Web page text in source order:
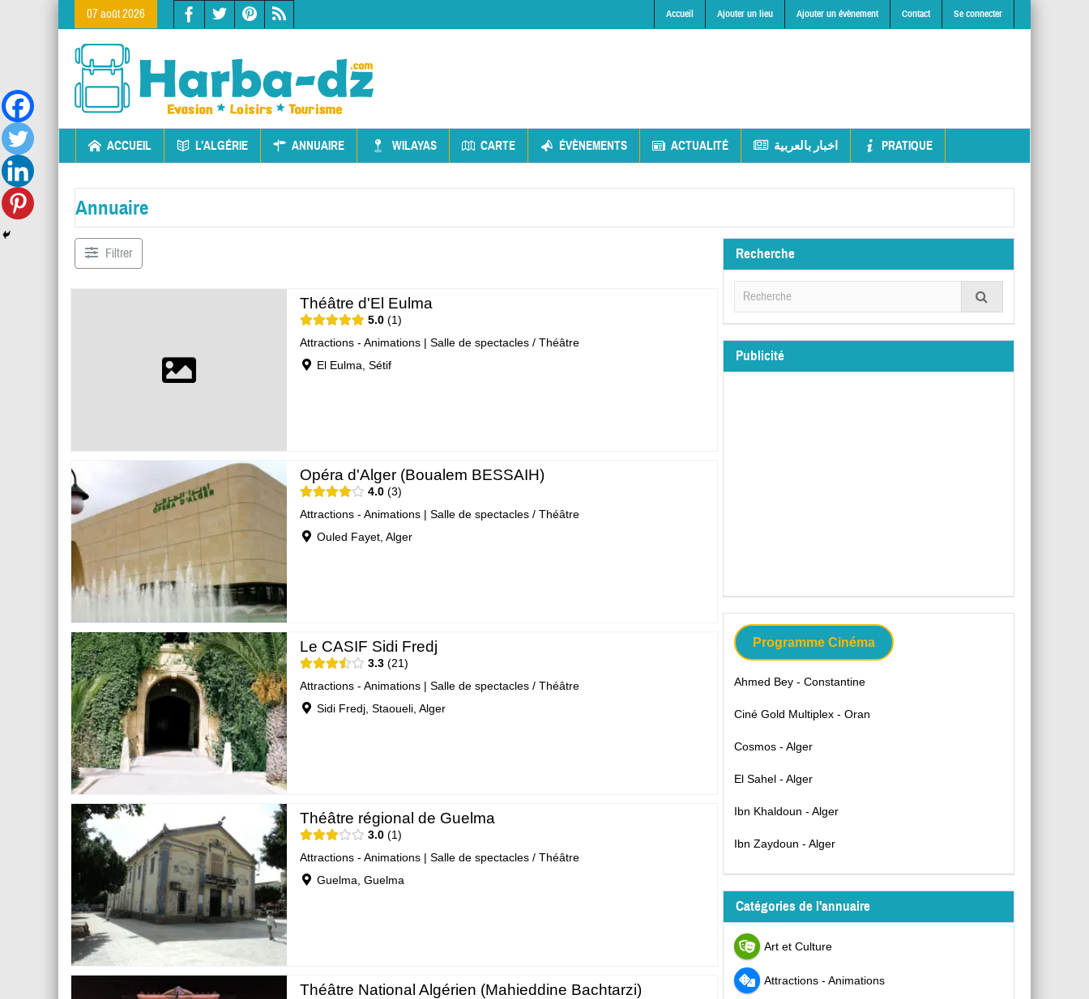
07 août 2026 Accueil Ajouter un lieu Ajouter un évènement Contact Se connecter
ACCUEIL L’ALGÉRIE ANNUAIRE WILAYAS CARTE ÉVÈNEMENTS ACTUALITÉ اخبار بالعربية PRATIQUE
Annuaire
Filtrer
Théâtre d'El Eulma
5.0 1
Attractions - Animations| Salle de spectacles / Théâtre
El Eulma, Sétif
Opéra d'Alger (Boualem BESSAIH)
4.0 3
Attractions - Animations| Salle de spectacles / Théâtre
Ouled Fayet, Alger
Le CASIF Sidi Fredj
3.3 21
Attractions - Animations| Salle de spectacles / Théâtre
Sidi Fredj, Staoueli, Alger
Théâtre régional de Guelma
3.0 1
Attractions - Animations| Salle de spectacles / Théâtre
Guelma, Guelma
Théâtre National Algérien (Mahieddine Bachtarzi)
Recherche
Publicité
Programme Cinéma
Ahmed Bey - Constantine
Ciné Gold Multiplex - Oran
Cosmos - Alger
El Sahel - Alger
Ibn Khaldoun - Alger
Ibn Zaydoun - Alger
Catégories de l'annuaire
Art et Culture
Attractions - Animations